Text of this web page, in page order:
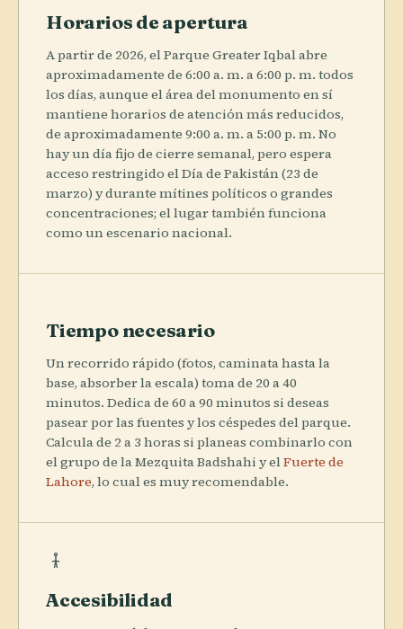
Horarios de apertura
A partir de 2026, el Parque Greater Iqbal abre
aproximadamente de 6:00 a. m. a 6:00 p. m. todos
los días, aunque el área del monumento en sí
mantiene horarios de atención más reducidos,
de aproximadamente 9:00 a. m. a 5:00 p. m. No
hay un día fijo de cierre semanal, pero espera
acceso restringido el Día de Pakistán (23 de
marzo) y durante mítines políticos o grandes
concentraciones; el lugar también funciona
como un escenario nacional.
Tiempo necesario
Un recorrido rápido (fotos, caminata hasta la
base, absorber la escala) toma de 20 a 40
minutos. Dedica de 60 a 90 minutos si deseas
pasear por las fuentes y los céspedes del parque.
Calcula de 2 a 3 horas si planeas combinarlo con
el grupo de la Mezquita Badshahi y elFuerte de
Lahore, lo cual es muy recomendable.
Accesibilidad